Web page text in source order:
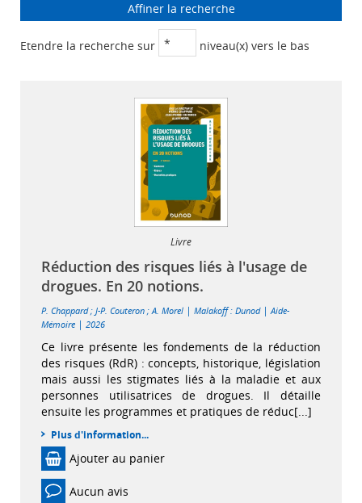
Affiner la recherche
Etendre la recherche sur niveau(x) vers le bas
Livre
Réduction des risques liés à l'usage de
drogues. En 20 notions.
P. Chappard; J-P. Couteron ;A. Morel | Malakoff : Dunod|Aide-
Mémoire | 2026
Ce livre présente les fondements de la réduction
des risques (RdR) : concepts, historique, législation
mais aussi les stigmates liés à la maladie et aux
personnes utilisatrices de drogues. Il détaille
ensuite les programmes et pratiques de réduc[...]
Plus d'information...
Ajouter au panier
Aucun avis